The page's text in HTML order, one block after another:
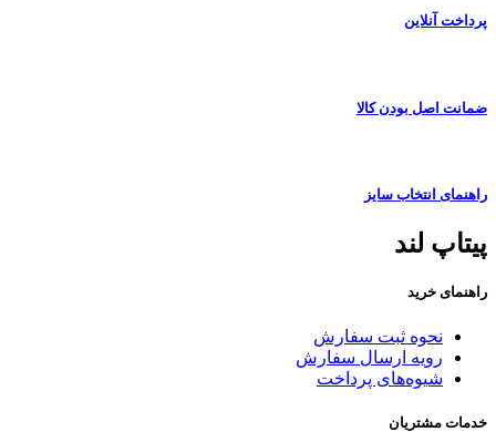
پرداخت آنلاین
ضمانت اصل بودن کالا
راهنمای انتخاب سایز
پیتاپ لند
راهنمای خرید
نحوه ثبت سفارش
رویه ارسال سفارش
شیوه‌های پرداخت
خدمات مشتریان